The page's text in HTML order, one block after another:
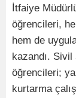
İtfaiye
öğrencileri,
hem de
kazandı.
öğrencileri;
kurtarma